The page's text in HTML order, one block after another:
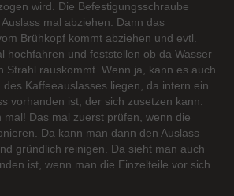
wird. Die Befestigungsschraube
mal abziehen. Dann das
Brühkopf kommt abziehen und evtl.
hochfahren und feststellen ob da Wasser
Strahl rauskommt. Wenn ja, kann es auch
Kaffeeauslasses liegen, da intern ein
vorhanden ist, der sich zusetzen kann.
mal! Das mal zuerst prüfen, wenn die
Da kann man dann den Auslass
gründlich reinigen. Da sieht man auch
ist, wenn man die Einzelteile vor sich